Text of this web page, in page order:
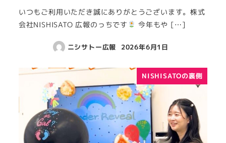
いつもご利用いただき誠にありがとうございます。株式
会社NISHISATO 広報のっちです
今年もや […]
ニシサトー広報 2026年6月1日
NISHISATOの裏側